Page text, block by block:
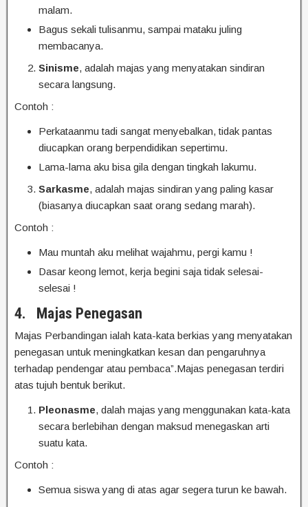
malam.
Bagus sekali tulisanmu, sampai mataku juling
membacanya.
Sinisme, adalah majas yang menyatakan sindiran
secara langsung.
Contoh :
Perkataanmu tadi sangat menyebalkan, tidak pantas
diucapkan orang berpendidikan sepertimu.
Lama-lama aku bisa gila dengan tingkah lakumu.
Sarkasme, adalah majas sindiran yang paling kasar
(biasanya diucapkan saat orang sedang marah).
Contoh :
Mau muntah aku melihat wajahmu, pergi kamu !
Dasar keong lemot, kerja begini saja tidak selesai-
selesai !
4. Majas Penegasan
Majas Perbandingan ialah kata-kata berkias yang menyatakan
penegasan untuk meningkatkan kesan dan pengaruhnya
terhadap pendengar atau pembaca”.Majas penegasan terdiri
atas tujuh bentuk berikut.
Pleonasme, dalah majas yang menggunakan kata-kata
secara berlebihan dengan maksud menegaskan arti
suatu kata.
Contoh :
Semua siswa yang di atas agar segera turun ke bawah.